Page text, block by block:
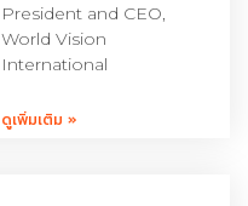
President and CEO,
World Vision
International
ดูเพิ่มเติม »